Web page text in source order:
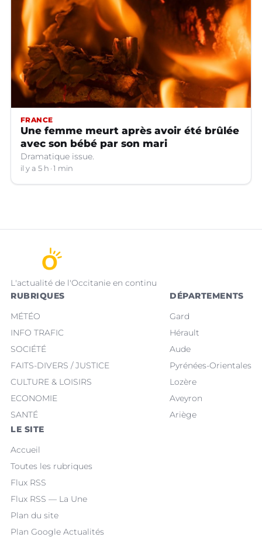
FRANCE
Une femme meurt après avoir été brûlée
avec son bébé par son mari
Dramatique issue.
il y a 5 h 1 min
L'actualité de l'Occitanie en continu
RUBRIQUES
MÉTÉO
INFO TRAFIC
SOCIÉTÉ
FAITS-DIVERS / JUSTICE
CULTURE & LOISIRS
ECONOMIE
SANTÉ
DÉPARTEMENTS
Gard
Hérault
Aude
Pyrénées-Orientales
Lozère
Aveyron
Ariège
LE SITE
Accueil
Toutes les rubriques
Flux RSS
Flux RSS — La Une
Plan du site
Plan Google Actualités